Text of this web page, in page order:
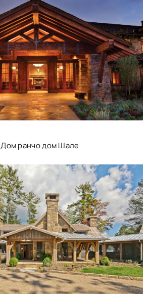
Дом ранчо дом Шале